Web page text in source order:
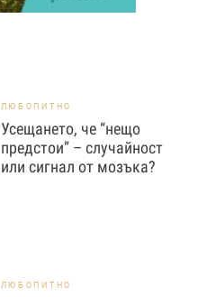
ЛЮБОПИТНО
Усещането, че “нещо
предстои” – случайност
или сигнал от мозъка?
ЛЮБОПИТНО